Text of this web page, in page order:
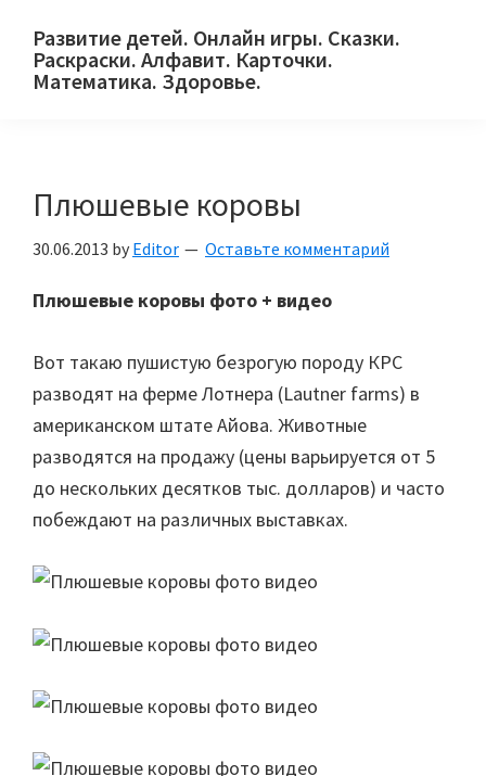
primary
main
primary
Развитие детей. Онлайн игры. Сказки.
Раскраски. Алфавит. Карточки.
Математика. Здоровье.
и
родителей.
Плюшевые коровы
30.06.2013 by Editor Оставьте комментарий
Плюшевые коровы фото + видео
Вот такаю пушистую безрогую породу КРС
разводят на ферме Лотнера (Lautner farms) в
американском штате Айова. Животные
разводятся на продажу (цены варьируется от 5
до нескольких десятков тыс. долларов) и часто
побеждают на различных выставках.